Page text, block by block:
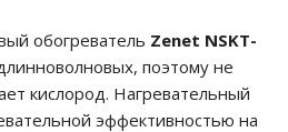
обогреватель Zenet NSKT-
поэтому не
кислород. Нагревательный
эффективностью на